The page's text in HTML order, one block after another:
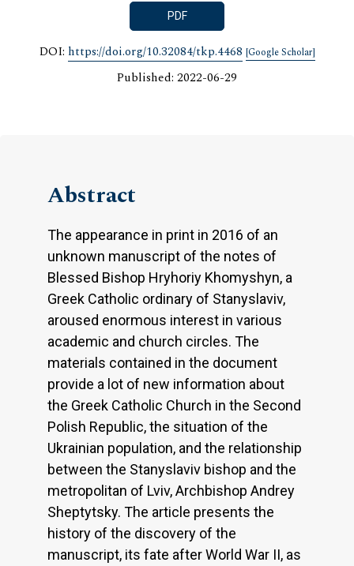
PDF
DOI: https://doi.org/10.32084/tkp.4468 [Google Scholar]
Published: 2022-06-29
Abstract
The appearance in print in 2016 of an
unknown manuscript of the notes of
Blessed Bishop Hryhoriy Khomyshyn, a
Greek Catholic ordinary of Stanyslaviv,
aroused enormous interest in various
academic and church circles. The
materials contained in the document
provide a lot of new information about
the Greek Catholic Church in the Second
Polish Republic, the situation of the
Ukrainian population, and the relationship
between the Stanyslaviv bishop and the
metropolitan of Lviv, Archbishop Andrey
Sheptytsky. The article presents the
history of the discovery of the
manuscript, its fate after World War II, as